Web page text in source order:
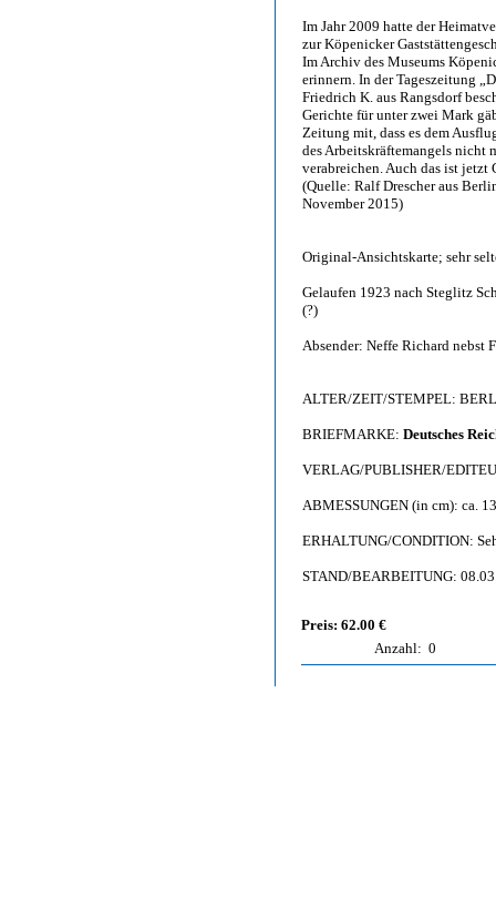
Im Jahr 2009 hatte der
zur Köpenicker
Im Archiv des Museums
erinnern. In der Tageszeitung
Friedrich K. aus Rangsdorf
Gerichte für unter zwei Mark
Zeitung mit, dass es dem
des Arbeitskräftemangels nicht
verabreichen. Auch das ist jetzt
(Quelle: Ralf Drescher aus
November 2015)
Original-Ansichtskarte; sehr
Gelaufen 1923 nach Steglitz
(?)
Absender: Neffe Richard nebst
ALTER/ZEIT/STEMPEL:
BRIEFMARKE: Deutsches
VERLAG/PUBLISHER/
ABMESSUNGEN (in cm): ca.
ERHALTUNG/CONDITION:
STAND/BEARBEITUNG:
Preis: 62.00 €
Anzahl: 0